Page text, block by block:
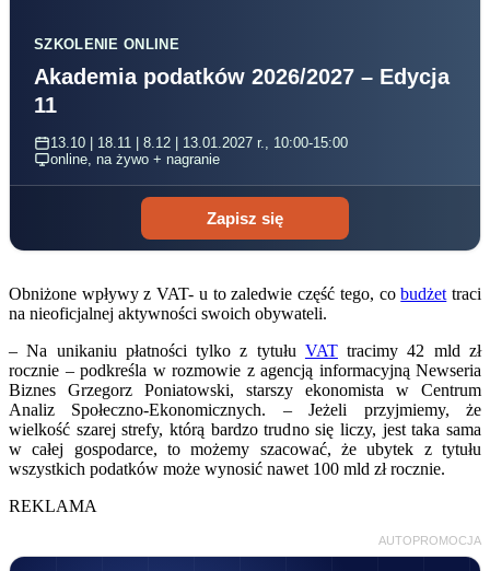
SZKOLENIE ONLINE
Akademia podatków 2026/2027 – Edycja
11
13.10 | 18.11 | 8.12 | 13.01.2027 r., 10:00-15:00
online, na żywo + nagranie
Zapisz się
Obniżone wpływy z VAT- u to zaledwie część tego, cobudżet traci
na nieoficjalnej aktywności swoich obywateli.
– Na unikaniu płatności tylko z tytułu VATtracimy 42 mld zł
rocznie – podkreśla w rozmowie z agencją informacyjną Newseria
Biznes Grzegorz Poniatowski, starszy ekonomista w Centrum
Analiz Społeczno-Ekonomicznych. – Jeżeli przyjmiemy, że
wielkość szarej strefy, którą bardzo trudno się liczy, jest taka sama
w całej gospodarce, to możemy szacować, że ubytek z tytułu
wszystkich podatków może wynosić nawet 100 mld zł rocznie.
REKLAMA
AUTOPROMOCJA